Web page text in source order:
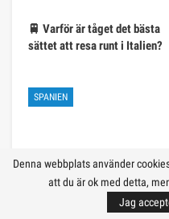
🚆 Varför är tåget det bästa
sättet att resa runt i Italien?
SPANIEN
🍽️ Gastronomisk guide till
Denna webbplats använder
att du är ok med detta,
Jag